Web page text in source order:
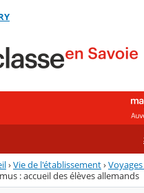
›Vie de l'établissement›
: accueil des élèves allemands